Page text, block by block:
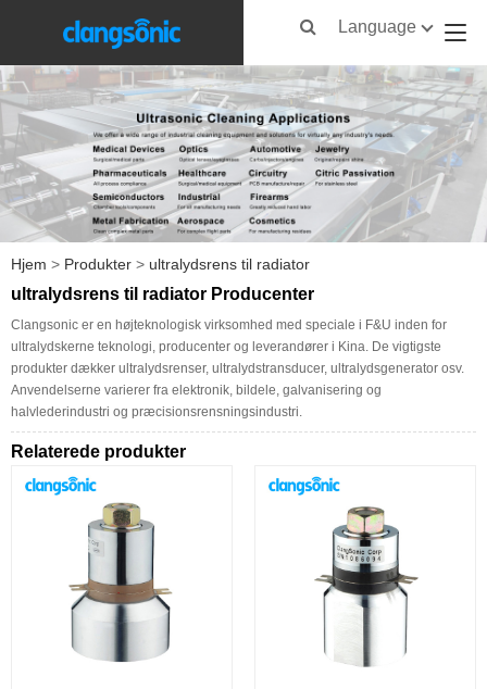
Language
Hjem > Produkter > ultralydsrens til radiator
ultralydsrens til radiator Producenter
Clangsonic er en højteknologisk virksomhed med speciale i F&U inden for
ultralydskerne teknologi, producenter og leverandører i Kina. De vigtigste
produkter dækker ultralydsrenser, ultralydstransducer, ultralydsgenerator osv.
Anvendelserne varierer fra elektronik, bildele, galvanisering og
halvlederindustri og præcisionsrensningsindustri.
Relaterede produkter